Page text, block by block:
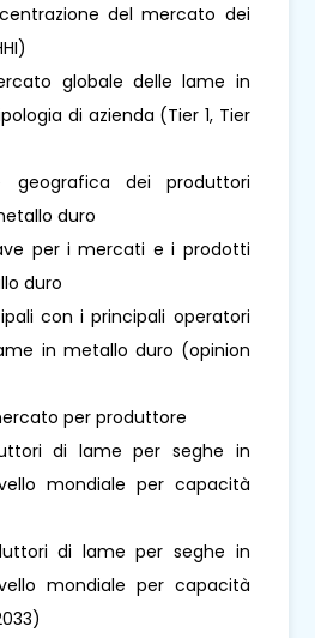
del mercato dei
globale delle lame in
di azienda (Tier 1, Tier
geografica dei produttori
duro
per i mercati e i prodotti
duro
con i principali operatori
in metallo duro (opinion
per produttore
di lame per seghe in
mondiale per capacità
di lame per seghe in
mondiale per capacità